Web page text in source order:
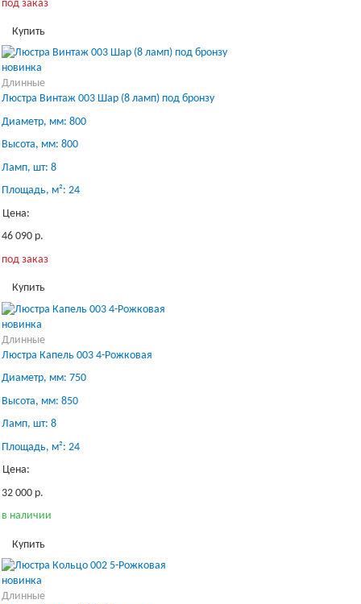
под заказ
Купить
новинка
Длинные
Люстра Винтаж 003 Шар (8 ламп) под бронзу
Диаметр, мм: 800
Высота, мм: 800
Ламп, шт: 8
Площадь, м²: 24
Цена:
46 090 р.
под заказ
Купить
новинка
Длинные
Люстра Капель 003 4-Рожковая
Диаметр, мм: 750
Высота, мм: 850
Ламп, шт: 8
Площадь, м²: 24
Цена:
32 000 р.
в наличии
Купить
новинка
Длинные